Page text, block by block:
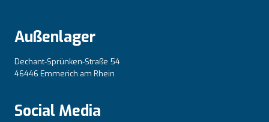
Außenlager
Dechant-Sprünken-Straße 54
46446 Emmerich am Rhein
Social Media